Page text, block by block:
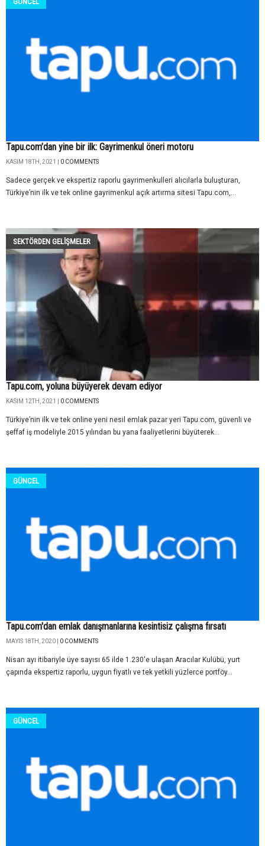
Tapu.com’dan yine bir ilk: Gayrimenkul öneri motoru
KASIM 18TH, 2021 | 0 COMMENTS
Sadece gerçek ve ekspertiz raporlu gayrimenkulleri alıcılarla buluşturan,
Türkiye’nin ilk ve tek online gayrimenkul açık artırma sitesi Tapu.com,...
SEKTÖRDEN GELIŞMELER
Tapu.com, yoluna büyüyerek devam ediyor
KASIM 12TH, 2021 | 0 COMMENTS
Türkiye’nin ilk ve tek online yeni nesil emlak pazar yeri Tapu.com, güvenli ve
şeffaf iş modeliyle 2015 yılından bu yana faaliyetlerini büyüterek...
GÜNCEL
Tapu.com'dan emlak danışmanlarına kesintisiz çalışma fırsatı
MAYIS 18TH, 2020 | 0 COMMENTS
Nisan ayı itibariyle üye sayısı 65 ilde 1.230'e ulaşan Aracılar Kulübü, yurt
çapında ekspertiz raporlu, uygun fiyatlı ve tek yetkili yüzlerce portföy...
GÜNCEL